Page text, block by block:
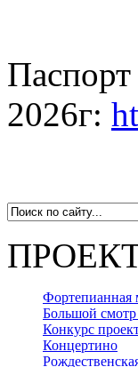
Паспорт
2026г:
Фортепианная
Большой
Конкурс
Концертино